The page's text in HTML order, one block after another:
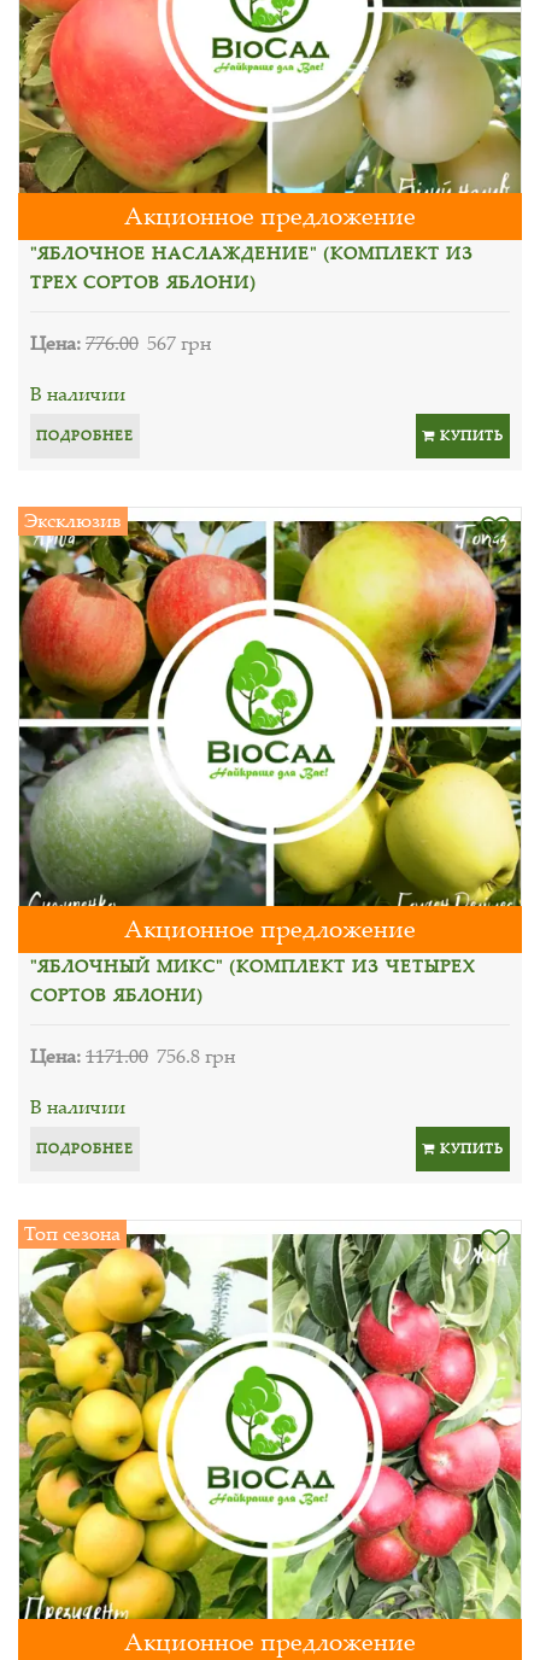
Акционное предложение
"ЯБЛОЧНОЕ НАСЛАЖДЕНИЕ" (КОМПЛЕКТ ИЗ
ТРЕХ СОРТОВ ЯБЛОНИ)
Цена:776.00 567 грн
В наличии
ПОДРОБНЕЕ КУПИТЬ
Эксклюзив
Акционное предложение
"ЯБЛОЧНЫЙ МИКС" (КОМПЛЕКТ ИЗ ЧЕТЫРЕХ
СОРТОВ ЯБЛОНИ)
Цена:1171.00 756.8 грн
В наличии
ПОДРОБНЕЕ КУПИТЬ
Топ сезона
Акционное предложение